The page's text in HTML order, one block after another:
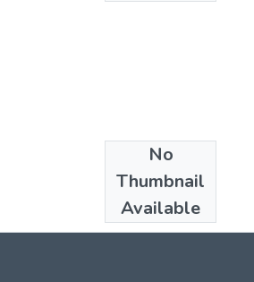
No
Thumbnail
Available
Collections
Psicologia Clínica